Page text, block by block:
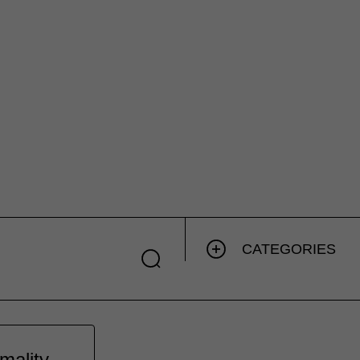
CATEGORIES